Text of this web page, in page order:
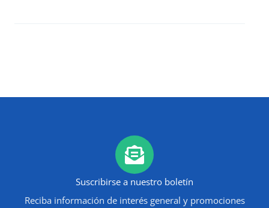
Suscribirse a nuestro boletín
Reciba información de interés general y promociones